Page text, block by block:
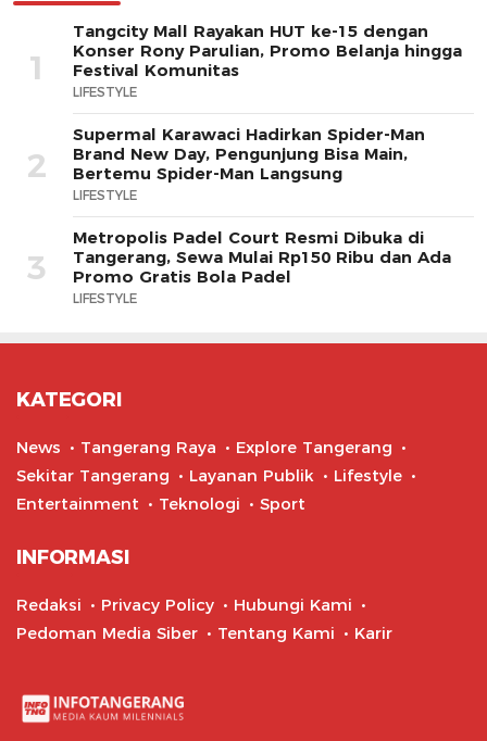
1
Tangcity Mall Rayakan HUT ke-15 dengan
Konser Rony Parulian, Promo Belanja hingga
Festival Komunitas
LIFESTYLE
2
Supermal Karawaci Hadirkan Spider-Man
Brand New Day, Pengunjung Bisa Main,
Bertemu Spider-Man Langsung
LIFESTYLE
3
Metropolis Padel Court Resmi Dibuka di
Tangerang, Sewa Mulai Rp150 Ribu dan Ada
Promo Gratis Bola Padel
LIFESTYLE
KATEGORI
News Tangerang Raya
Explore Tangerang
Sekitar Tangerang
Layanan Publik
Lifestyle
Entertainment
Teknologi Sport
INFORMASI
Redaksi Privacy Policy
Hubungi Kami
Pedoman Media Siber
Tentang Kami Karir